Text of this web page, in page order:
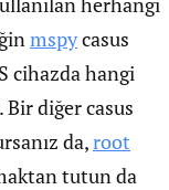
mspycasus
cihazda hangi
diğer casus
da,root
tutun da